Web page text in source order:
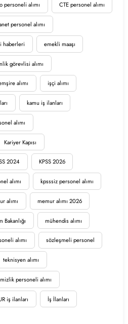
personeli alımı CTE personel alımı
personel alımı
haberleri emekli maaşı
görevlisi alımı
alımı işçi alımı
kamu iş ilanları
alımı
Kariyer Kapısı
2024 KPSS 2026
alımı kpsssiz personel alımı
alımı memur alımı 2026
mühendis alımı
alımı sözleşmeli personel
teknisyen alımı
personeli alımı
iş ilanları İş İlanları